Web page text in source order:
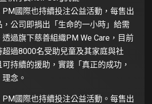
PM國際也持續投注公益活動，每售出
公司即捐出「生命的一小時」給需
過旗下慈善組織PM We Care，目前
過8000名受助兒童及其家庭與社
持續的援助，實踐「真正的成功，
念。
PM國際也持續投注公益活動。每售出